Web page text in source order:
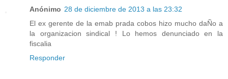
Anónimo 28 de diciembre de 2013 a las 23:32
El ex gerente de la emab prada cobos hizo mucho daÑo a
la organizacion sindical ! Lo hemos denunciado en la
fiscalia
Responder